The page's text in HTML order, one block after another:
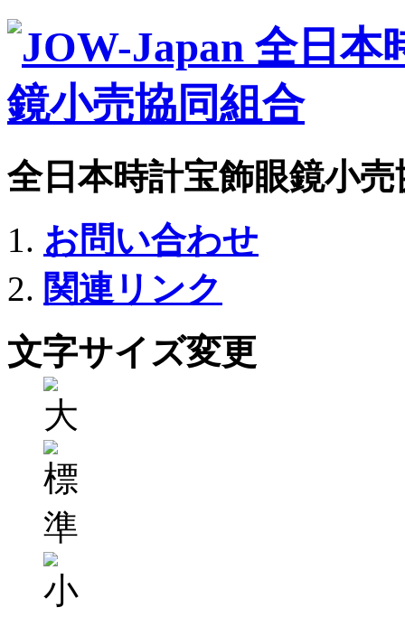
全日本時計宝飾眼鏡小
お問い合わせ
関連リンク
文字サイズ変更